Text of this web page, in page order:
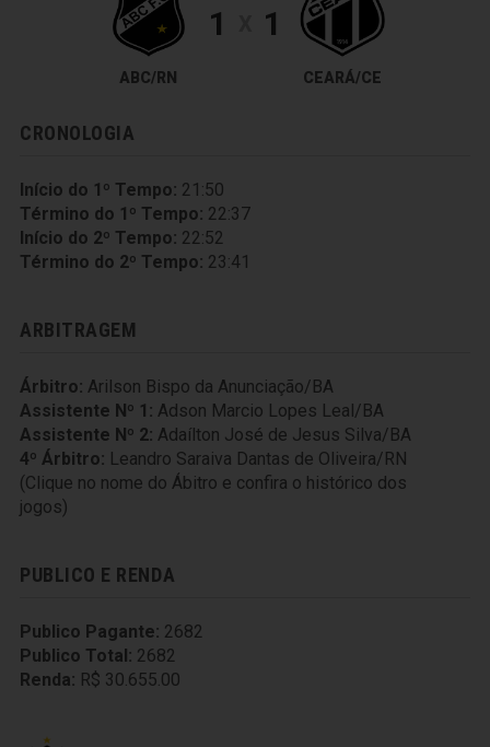
ABC/RN
1 1
CEARÁ/CE
CRONOLOGIA
Início do 1º Tempo: 21:50
Término do 1º Tempo: 22:37
Início do 2º Tempo: 22:52
Término do 2º Tempo: 23:41
ARBITRAGEM
Árbitro: Arilson Bispo da Anunciação/BA
Assistente Nº 1: Adson Marcio Lopes Leal/BA
Assistente Nº 2: Adaílton José de Jesus Silva/BA
4º Árbitro: Leandro Saraiva Dantas de Oliveira/RN
(Clique no nome do Ábitro e confira o histórico dos
jogos)
PUBLICO E RENDA
Publico Pagante: 2682
Publico Total: 2682
Renda: R$ 30.655.00